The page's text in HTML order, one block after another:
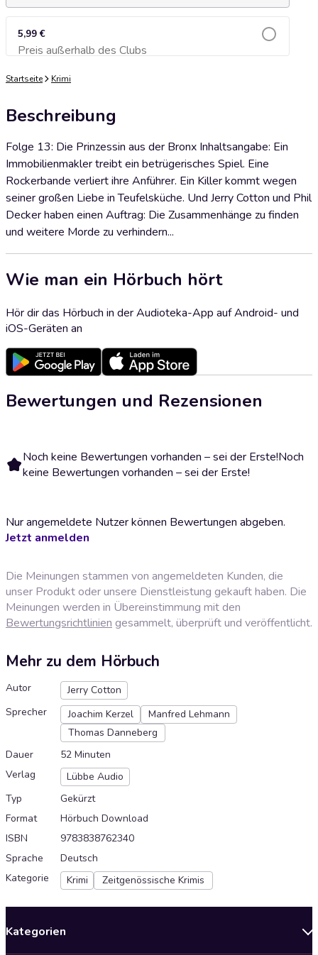
5,99 €
Preis außerhalb des ClubsZum Warenkorb hinzufügen
Startseite Krimi
Beschreibung
Folge 13: Die Prinzessin aus der Bronx Inhaltsangabe: Ein
Immobilienmakler treibt ein betrügerisches Spiel. Eine
Rockerbande verliert ihre Anführer. Ein Killer kommt wegen
seiner großen Liebe in Teufelsküche. Und Jerry Cotton und Phil
Decker haben einen Auftrag: Die Zusammenhänge zu finden
und weitere Morde zu verhindern...
Wie man ein Hörbuch hört
Hör dir das Hörbuch in der Audioteka-App auf Android- und
iOS-Geräten an
Bewertungen und Rezensionen
Noch keine Bewertungen vorhanden – sei der Erste!Noch
keine Bewertungen vorhanden – sei der Erste!
Nur angemeldete Nutzer können Bewertungen abgeben.
Jetzt anmelden
Die Meinungen stammen von angemeldeten Kunden, die
unser Produkt oder unsere Dienstleistung gekauft haben. Die
Meinungen werden in Übereinstimmung mit den
Bewertungsrichtlinien gesammelt, überprüft und veröffentlicht.
Mehr zu dem Hörbuch
Autor
Jerry Cotton
Sprecher
Joachim Kerzel
Manfred Lehmann
Thomas Danneberg
Dauer
52 Minuten
Verlag
Lübbe Audio
Typ
Gekürzt
Format
Hörbuch Download
ISBN
9783838762340
Sprache
Deutsch
Kategorie
Krimi Zeitgenössische Krimis
Kategorien